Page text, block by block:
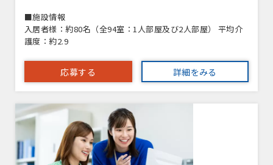
■施設情報
入居者様：約80名（全94室：1人部屋及び2人部屋） 平均介
護度：約2.9
応募する 詳細をみる